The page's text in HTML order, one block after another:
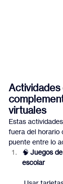
Actividades
virtuales
Estas
fuera del horario
puente entre lo
🧠 Juegos
escolar